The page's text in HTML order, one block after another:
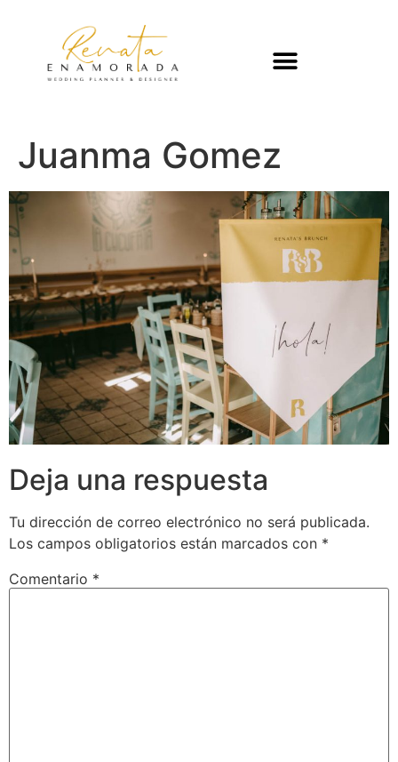
Juanma Gomez
Deja una respuesta
Tu dirección de correo electrónico no será publicada.
Los campos obligatorios están marcados con *
Comentario *